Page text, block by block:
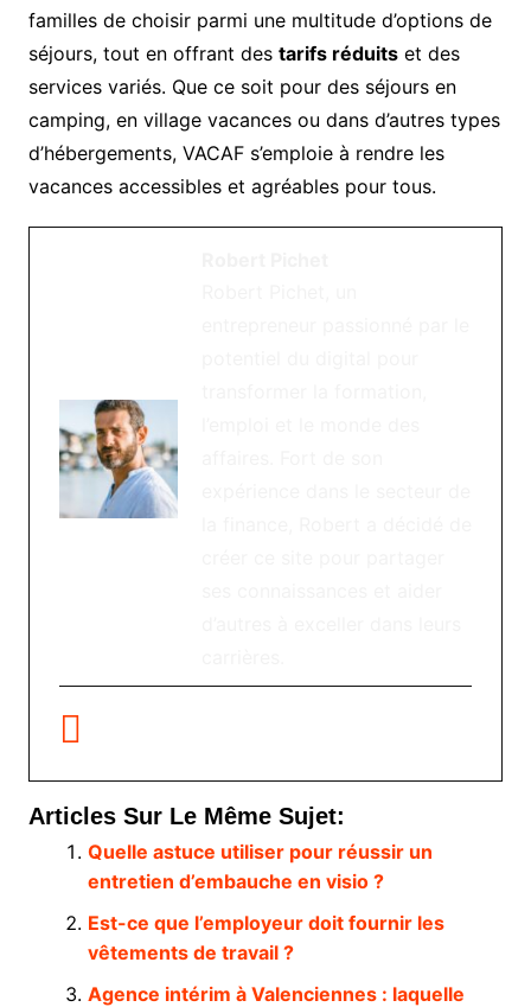
familles de choisir parmi une multitude d’options de
séjours, tout en offrant des tarifs réduitset des
services variés. Que ce soit pour des séjours en
camping, en village vacances ou dans d’autres types
d’hébergements, VACAF s’emploie à rendre les
vacances accessibles et agréables pour tous.
Articles Sur Le Même Sujet:
Quelle astuce utiliser pour réussir un
entretien d’embauche en visio ?
Est-ce que l’employeur doit fournir les
vêtements de travail ?
Agence intérim à Valenciennes : laquelle